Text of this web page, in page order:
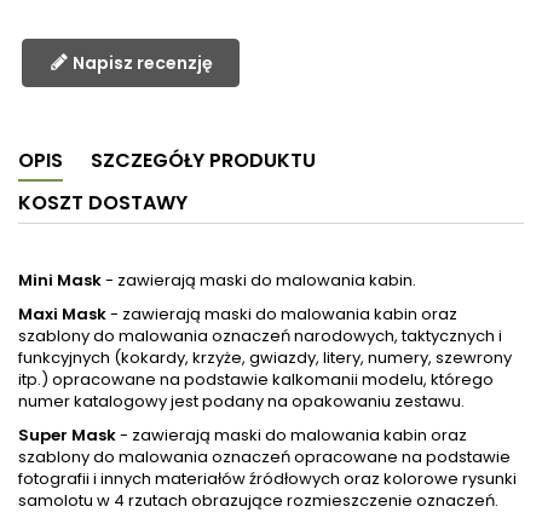
Napisz recenzję
OPIS
SZCZEGÓŁY PRODUKTU
KOSZT DOSTAWY
Mini Mask- zawierają maski do malowania kabin.
Maxi Mask- zawierają maski do malowania kabin oraz
szablony do malowania oznaczeń narodowych, taktycznych i
funkcyjnych (kokardy, krzyże, gwiazdy, litery, numery, szewrony
itp.) opracowane na podstawie kalkomanii modelu, którego
numer katalogowy jest podany na opakowaniu zestawu.
Super Mask- zawierają maski do malowania kabin oraz
szablony do malowania oznaczeń opracowane na podstawie
fotografii i innych materiałów źródłowych oraz kolorowe rysunki
samolotu w 4 rzutach obrazujące rozmieszczenie oznaczeń.